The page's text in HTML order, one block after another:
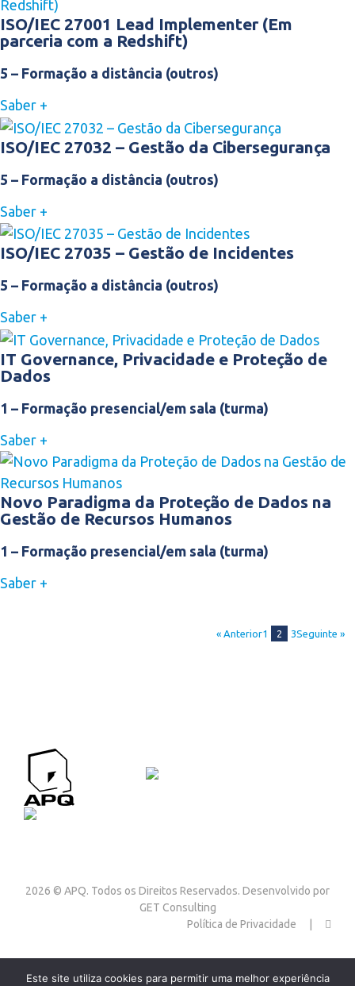
ISO/IEC 27001 Lead Implementer (Em
parceria com a Redshift)
5 – Formação a distância (outros)
Saber +
ISO/IEC 27032 – Gestão da Cibersegurança
5 – Formação a distância (outros)
Saber +
ISO/IEC 27035 – Gestão de Incidentes
5 – Formação a distância (outros)
Saber +
IT Governance, Privacidade e Proteção de
Dados
1 – Formação presencial/em sala (turma)
Saber +
Novo Paradigma da Proteção de Dados na
Gestão de Recursos Humanos
1 – Formação presencial/em sala (turma)
Saber +
« Anterior1 2 3Seguinte »
2026 © APQ. Todos os Direitos Reservados. Desenvolvido por
GET Consulting
Política de Privacidade
Redes Sociais
Este site utiliza cookies para permitir uma melhor experiência